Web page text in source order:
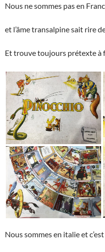
Nous ne sommes pas en
et l’âme transalpine sait rire
Et trouve toujours prétexte à
Nous sommes en italie et